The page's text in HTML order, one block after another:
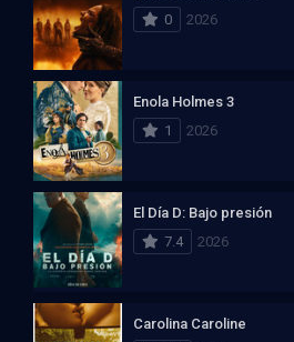
0
2026
Enola Holmes 3
1
2026
El Día D: Bajo presión
7.4
2026
Carolina Caroline